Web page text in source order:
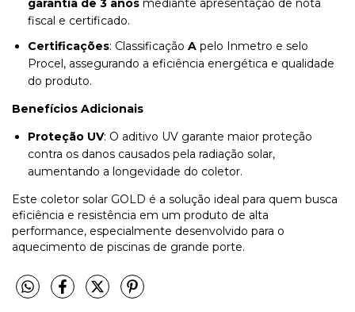
garantia de 3 anos mediante apresentação de nota
fiscal e certificado.
Certificações: Classificação A pelo Inmetro e selo
Procel, assegurando a eficiência energética e qualidade
do produto.
Benefícios Adicionais
Proteção UV: O aditivo UV garante maior proteção
contra os danos causados pela radiação solar,
aumentando a longevidade do coletor.
Este coletor solar GOLD é a solução ideal para quem busca
eficiência e resistência em um produto de alta
performance, especialmente desenvolvido para o
aquecimento de piscinas de grande porte.